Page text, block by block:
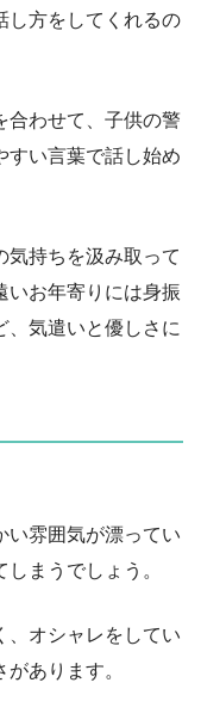
し方をしてくれるの
合わせて、子供の警
すい言葉で話し始め
気持ちを汲み取って
いお年寄りには身振
、気遣いと優しさに
い雰囲気が漂ってい
まうでしょう。
、オシャレをしてい
あります。